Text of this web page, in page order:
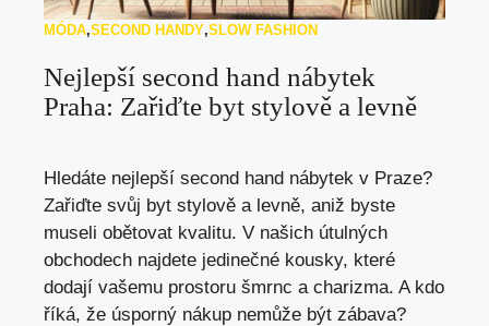
MÓDA,SECOND HANDY,SLOW FASHION
Nejlepší second hand nábytek
Praha: Zařiďte byt stylově a levně
Hledáte nejlepší second hand nábytek v Praze?
Zařiďte svůj byt stylově a levně, aniž byste
museli obětovat kvalitu. V našich útulných
obchodech najdete jedinečné kousky, které
dodají vašemu prostoru šmrnc a charizma. A kdo
říká, že úsporný nákup nemůže být zábava?